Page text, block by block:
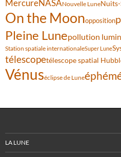
MercureNASANouvelle Lune
On the Moonopposition
Pleine Lunepollution
Station spatiale internationaleSuper Lune
télescopetélescope spatial
Vénuséclipse de Lune
LA LUNE